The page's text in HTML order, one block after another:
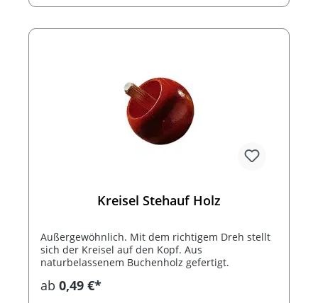
Kreisel Stehauf Holz
Außergewöhnlich. Mit dem richtigem Dreh stellt
sich der Kreisel auf den Kopf. Aus
naturbelassenem Buchenholz gefertigt.
ab 0,49 €*